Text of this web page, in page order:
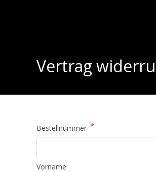
Vertrag
Bestellnummer *
Vorname
Page URI *erforderlich